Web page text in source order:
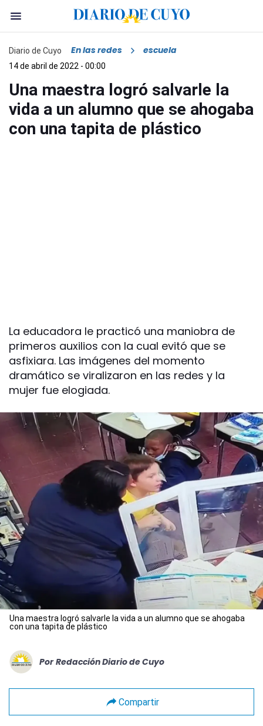
Diario de Cuyo En las redes escuela
14 de abril de 2022 - 00:00
Una maestra logró salvarle la
vida a un alumno que se ahogaba
con una tapita de plástico
La educadora le practicó una maniobra de
primeros auxilios con la cual evitó que se
asfixiara. Las imágenes del momento
dramático se viralizaron en las redes y la
mujer fue elogiada.
Una maestra logró salvarle la vida a un alumno que se ahogaba
con una tapita de plástico
Por Redacción Diario de Cuyo
Compartir